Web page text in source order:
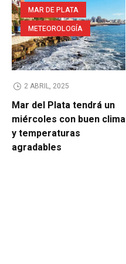
MAR DE PLATA
METEOROLOGÍA
2 ABRIL, 2025
Mar del Plata tendrá un
miércoles con buen clima
y temperaturas
agradables